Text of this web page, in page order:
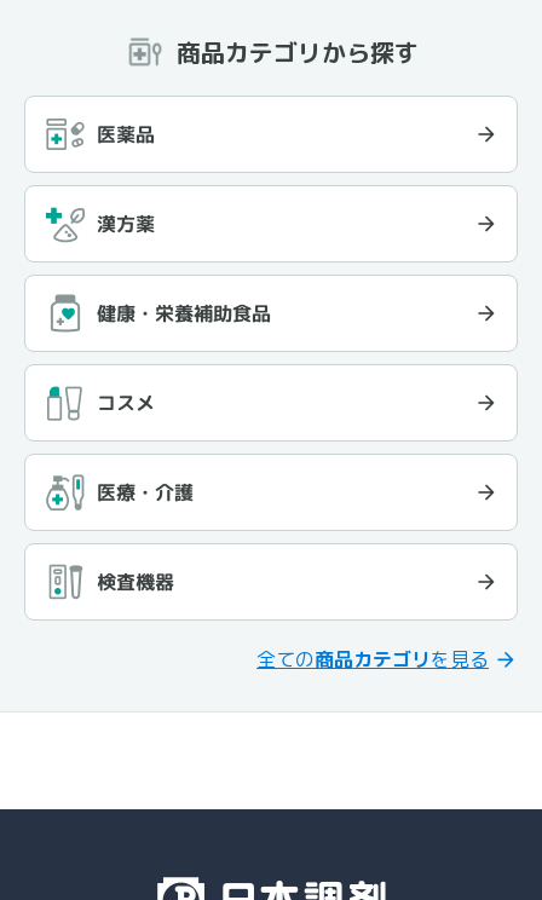
商品カテゴリから探す
医薬品
漢方薬
健康・栄養補助食品
コスメ
医療・介護
検査機器
全ての商品カテゴリを見る